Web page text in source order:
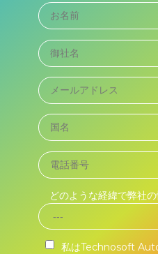
どのような経緯で弊社
私はTechnosoft